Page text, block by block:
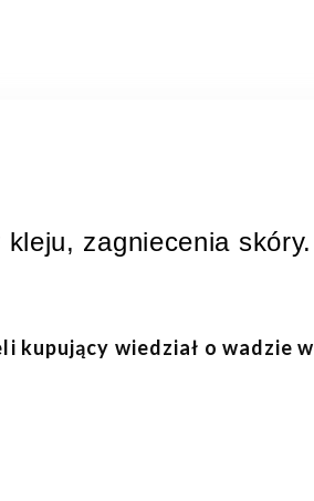
zagniecenia skóry.
kupujący wiedział o wadzie w